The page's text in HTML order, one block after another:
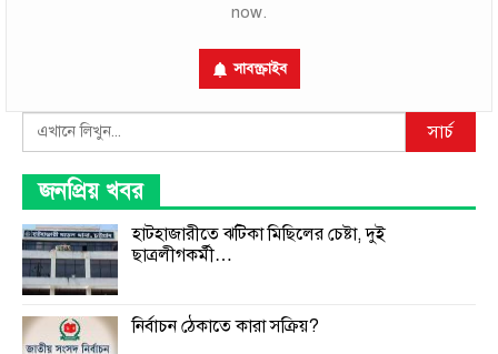
now.
সাবস্ক্রাইব
Search সার্চ
জনপ্রিয় খবর
হাটহাজারীতে ঝটিকা মিছিলের চেষ্টা, দুই
ছাত্রলীগকর্মী…
নির্বাচন ঠেকাতে কারা সক্রিয়?